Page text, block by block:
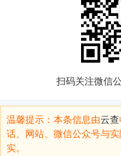
扫码关注微信
温馨提示：本条信息由云查
话、网站、微信公众号与
实。